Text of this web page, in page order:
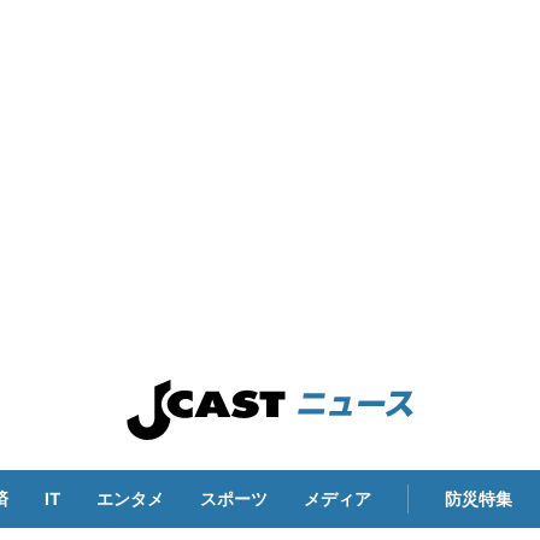
IT エンタメ スポーツ メディア 防災特集